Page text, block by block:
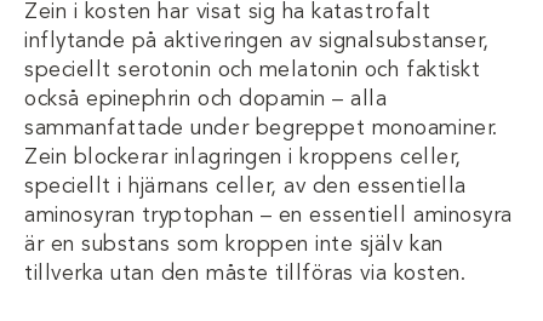
Zein i kosten har visat sig ha katastrofalt
inflytande på aktiveringen av signalsubstanser,
speciellt serotonin och melatonin och faktiskt
också epinephrin och dopamin – alla
sammanfattade under begreppet monoaminer.
Zein blockerar inlagringen i kroppens celler,
speciellt i hjärnans celler, av den essentiella
aminosyran tryptophan – en essentiell aminosyra
är en substans som kroppen inte själv kan
tillverka utan den måste tillföras via kosten.